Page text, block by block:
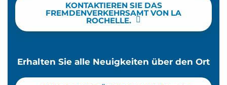
KONTAKTIEREN SIE DAS
FREMDENVERKEHRSAMT VON LA
ROCHELLE.
Erhalten Sie alle Neuigkeiten über den Ort